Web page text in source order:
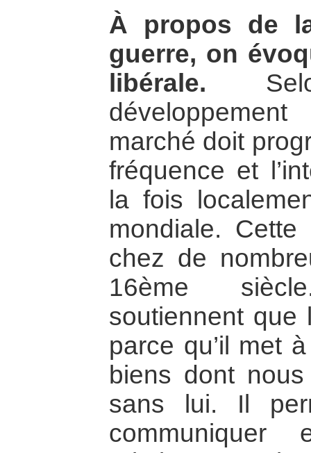
À propos de
guerre, on
libérale.
marché doit
fréquence et
la fois
mondiale.
chez de
16ème
soutiennent que
parce qu’il met
biens dont
sans lui. Il
communiquer